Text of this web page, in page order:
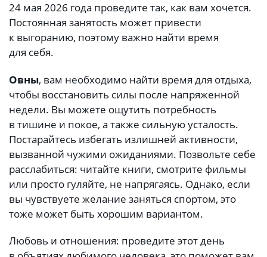
24 мая 2026 года проведите так, как вам хочется.
Постоянная занятость может привести
к выгоранию, поэтому важно найти время
для себя.
Овны, вам необходимо найти время для отдыха,
чтобы восстановить силы после напряженной
недели. Вы можете ощутить потребность
в тишине и покое, а также сильную усталость.
Постарайтесь избегать излишней активности,
вызванной чужими ожиданиями. Позвольте себе
расслабиться: читайте книги, смотрите фильмы
или просто гуляйте, не напрягаясь. Однако, если
вы чувствуете желание заняться спортом, это
тоже может быть хорошим вариантом.
Любовь и отношения: проведите этот день